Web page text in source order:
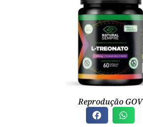
Reprodução GOV